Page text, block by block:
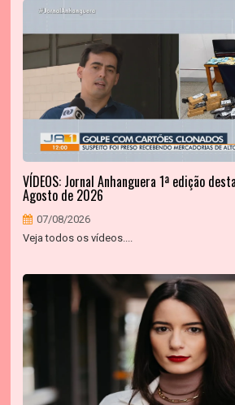
VÍDEOS: Jornal Anhanguera 1ª edição
Agosto de 2026
07/08/2026
Veja todos os vídeos....